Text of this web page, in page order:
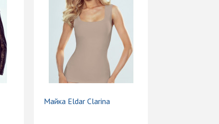
Майка Eldar Clarina